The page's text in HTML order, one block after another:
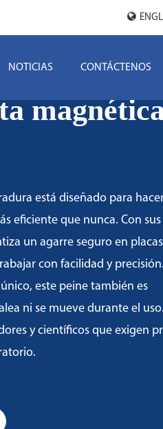
NOTICIAS CONTÁCTENOS
está diseñado para
eficiente que nunca. Con
un agarre seguro en
con facilidad y precisión.
este peine también es
ni se mueve durante el
y científicos que exigen